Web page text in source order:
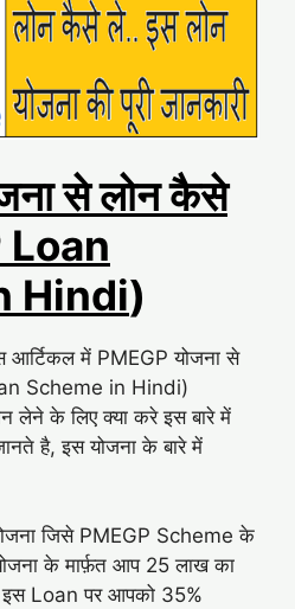
से लोन कैसे
Loan
Hindi)
आर्टिकल में PMEGP योजना से
Scheme in Hindi)
लेने के लिए क्या करे इस बारे में
है, इस योजना के बारे में
जिसे PMEGP Scheme के
के मार्फ़त आप 25 लाख का
Loan पर आपको 35%